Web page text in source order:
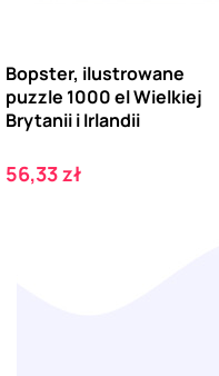
Bopster, ilustrowane
puzzle 1000 el Wielkiej
Brytanii i Irlandii
Cena
56,33 zł